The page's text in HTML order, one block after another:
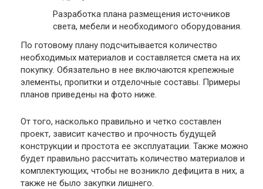
Разработка плана размещения источников
света, мебели и необходимого оборудования.
По готовому плану подсчитывается количество
необходимых материалов и составляется смета на их
покупку. Обязательно в нее включаются крепежные
элементы, пропитки и отделочные составы. Примеры
планов приведены на фото ниже.
От того, насколько правильно и четко составлен
проект, зависит качество и прочность будущей
конструкции и простота ее эксплуатации. Также можно
будет правильно рассчитать количество материалов и
комплектующих, чтобы не возникло дефицита в них, а
также не было закупки лишнего.